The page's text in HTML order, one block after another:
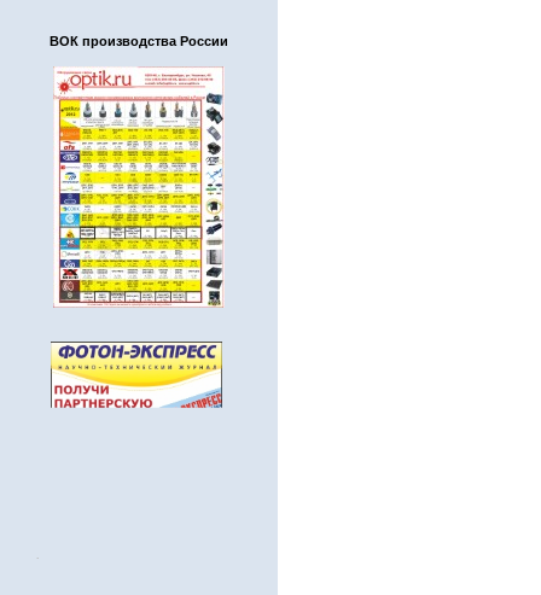
ВОК производства России
.